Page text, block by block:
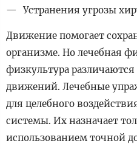
Устранения угрозы
Движение помогает
организме. Но лечебная
физкультура различаются
движений. Лечебные
для целебного
системы. Их назначает
использованием точной